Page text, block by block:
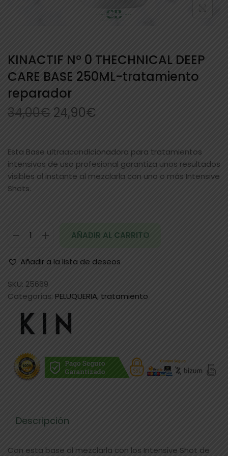
KINACTIF Nº 0 THECHNICAL DEEP
CARE BASE 250ML-tratamiento
reparador
34,00€ 24,90€
Esta Base ultraacondicionadora para tratamientos
intensivos de uso profesional garantiza unos resultados
visibles al instante al mezclarla con uno o más Intensive
Shots.
AÑADIR AL CARRITO
Añadir a la lista de deseos
SKU: 25669
Categorías: PELUQUERIA, tratamiento
Descripción
Con esta base al mezclarla con los Intensive Shot de